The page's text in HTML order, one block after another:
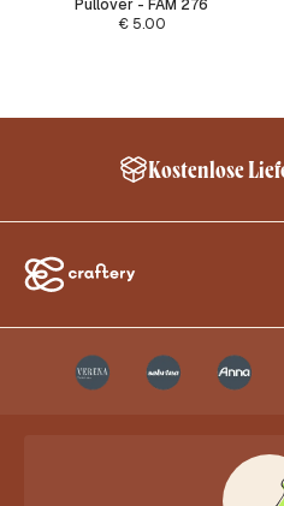
Pullover - FAM 276
€5.00
Kostenlose